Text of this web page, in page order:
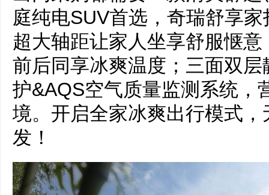
庭纯电SUV首选，奇瑞舒享
超大轴距让家人坐享舒服惬
前后同享冰爽温度；三面双
护&AQS空气质量监测系统，
境。开启全家冰爽出行模式
发！